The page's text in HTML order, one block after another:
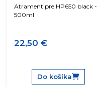
Atrament pre HP650 black -
500ml
22,50 €
Do košíka